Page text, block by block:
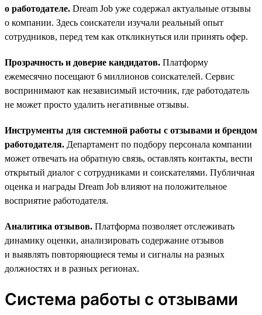
о работодателе. Dream Job уже содержал актуальные отзывы
о компании. Здесь соискатели изучали реальный опыт
сотрудников, перед тем как откликнуться или принять офер.
Прозрачность и доверие кандидатов. Платформу
ежемесячно посещают 6 миллионов соискателей. Сервис
воспринимают как независимый источник, где работодатель
не может просто удалить негативные отзывы.
Инструменты для системной работы с отзывами и брендом
работодателя. Департамент по подбору персонала компании
может отвечать на обратную связь, оставлять контакты, вести
открытый диалог с сотрудниками и соискателями. Публичная
оценка и награды Dream Job влияют на положительное
восприятие работодателя.
Аналитика отзывов. Платформа позволяет отслеживать
динамику оценки, анализировать содержание отзывов
и выявлять повторяющиеся темы и сигналы на разных
должностях и в разных регионах.
Система работы с отзывами